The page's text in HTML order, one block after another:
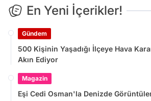
En Yeni İçerikler!
Gündem
500 Kişinin Yaşadığı İlçeye Hava
Akın Ediyor
Magazin
Eşi Cedi Osman'la Denizde